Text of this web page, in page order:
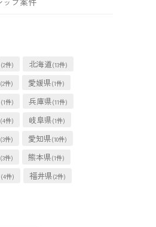
(2件) 北海道(13件)
(2件) 愛媛県(1件)
(1件) 兵庫県(11件)
(4件) 岐阜県(1件)
(3件) 愛知県(10件)
(3件) 熊本県(1件)
(4件) 福井県(2件)